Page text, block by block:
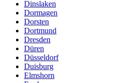
Dinslaken
Dormagen
Dorsten
Dortmund
Dresden
Düren
Düsseldorf
Duisburg
Elmshorn